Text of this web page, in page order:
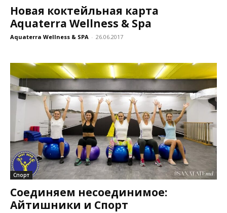
Новая коктейльная карта
Aquaterra Wellness & Spa
Aquaterra Wellness & SPA - 26.06.2017
Спорт
Соединяем несоединимое:
Айтишники и Спорт